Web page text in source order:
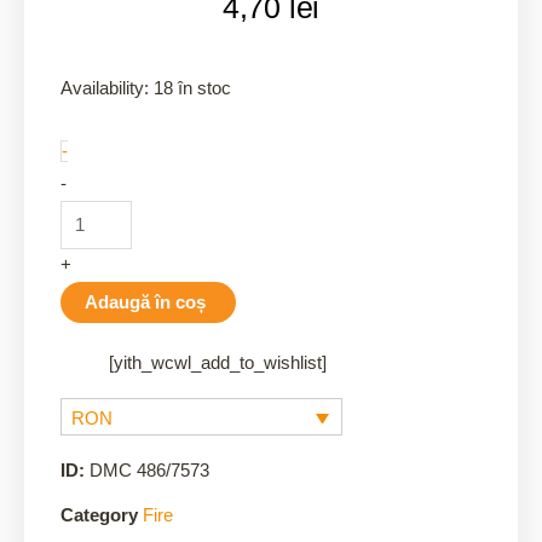
4,70 lei
Availability: 18 în stoc
-
7573
-
+
Adaugă în coș
[yith_wcwl_add_to_wishlist]
RON
ID: DMC 486/7573
Category Fire